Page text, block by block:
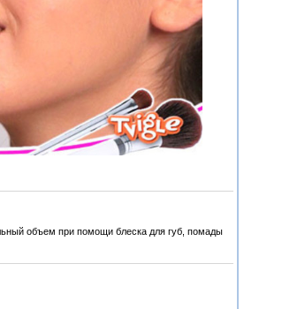
объем при помощи блеска для губ, помады